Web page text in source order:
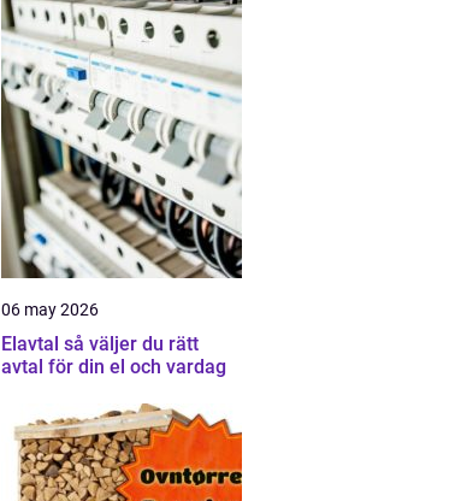
06 may 2026
Elavtal så väljer du rätt
avtal för din el och vardag